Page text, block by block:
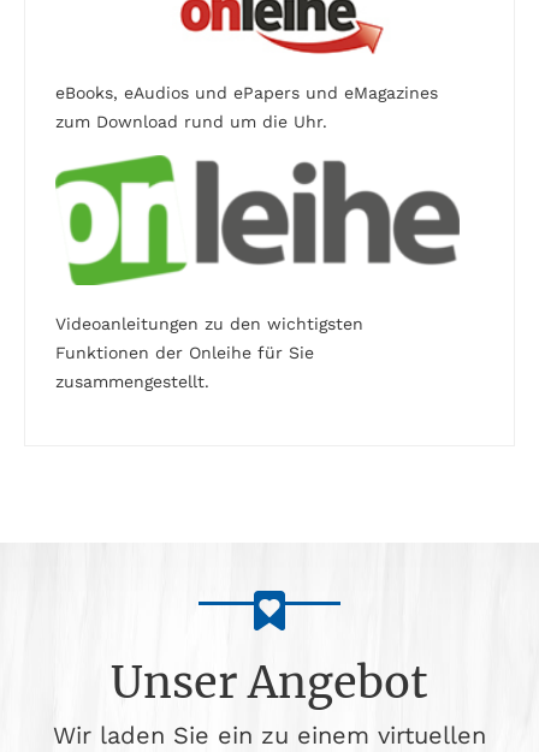
eBooks, eAudios und ePapers und eMagazines
zum Download rund um die Uhr.
Videoanleitungen zu den wichtigsten
Funktionen der Onleihe für Sie
zusammengestellt.
Unser Angebot
Wir laden Sie ein zu einem virtuellen